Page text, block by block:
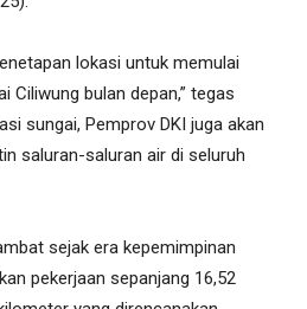
lokasi untuk memulai
Ciliwung bulan depan,” tegas
sungai, Pemprov DKI juga akan
saluran-saluran air di seluruh
sejak era kepemimpinan
pekerjaan sepanjang 16,52